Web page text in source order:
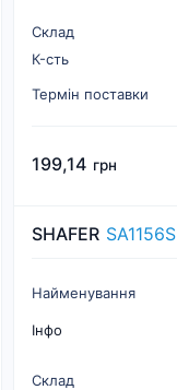
Склад
К-cть
Термін поставки
199,14 грн
SHAFER SA1156S
Найменування
Інфо
Склад